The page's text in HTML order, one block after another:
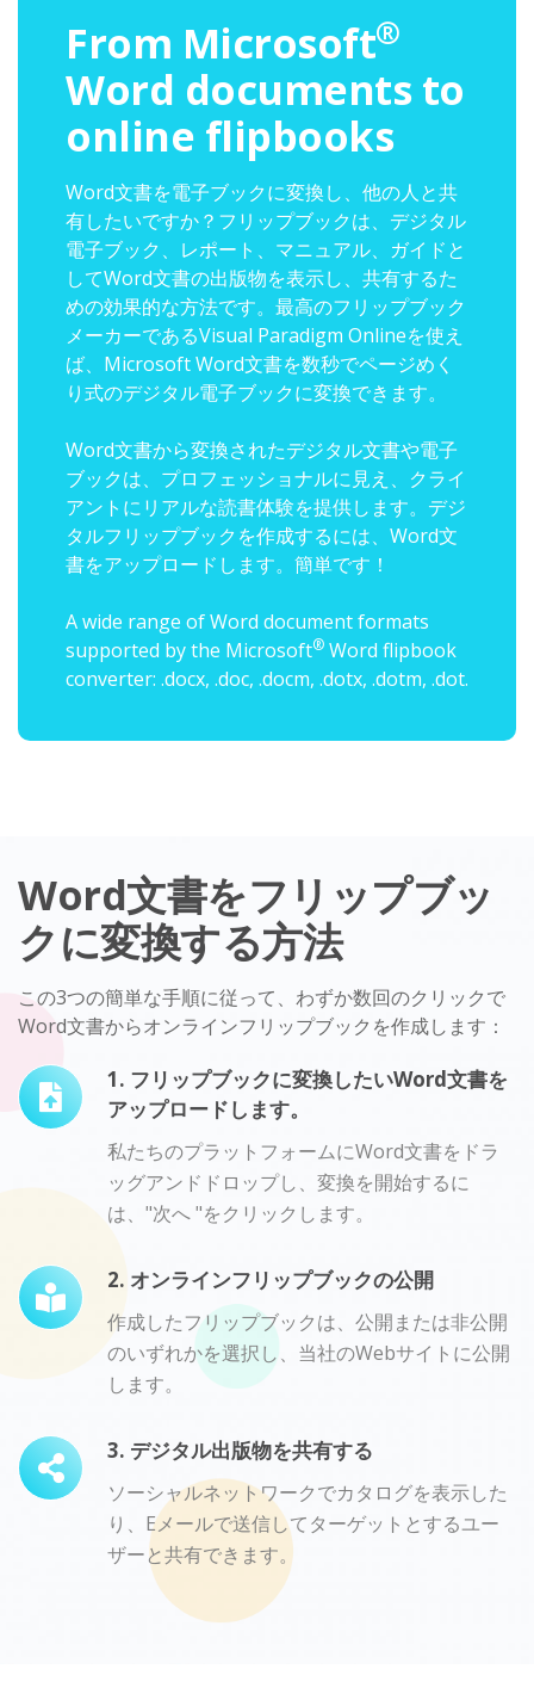
From Microsoft®
Word documents to
online flipbooks
Word文書を電子ブックに変換し、他の人と共
有したいですか？フリップブックは、デジタル
電子ブック、レポート、マニュアル、ガイドと
してWord文書の出版物を表示し、共有するた
めの効果的な方法です。最高のフリップブック
メーカーであるVisual Paradigm Onlineを使え
ば、Microsoft Word文書を数秒でページめく
り式のデジタル電子ブックに変換できます。
Word文書から変換されたデジタル文書や電子
ブックは、プロフェッショナルに見え、クライ
アントにリアルな読書体験を提供します。デジ
タルフリップブックを作成するには、Word文
書をアップロードします。簡単です！
A wide range of Word document formats
supported by the Microsoft® Word flipbook
converter: .docx, .doc, .docm, .dotx, .dotm, .dot.
Word文書をフリップブッ
クに変換する方法
この3つの簡単な手順に従って、わずか数回のクリックで
Word文書からオンラインフリップブックを作成します：
1. フリップブックに変換したいWord文書を
アップロードします。
私たちのプラットフォームにWord文書をドラ
ッグアンドドロップし、変換を開始するに
は、"次へ "をクリックします。
2. オンラインフリップブックの公開
作成したフリップブックは、公開または非公開
のいずれかを選択し、当社のWebサイトに公開
します。
3. デジタル出版物を共有する
ソーシャルネットワークでカタログを表示した
り、Eメールで送信してターゲットとするユー
ザーと共有できます。